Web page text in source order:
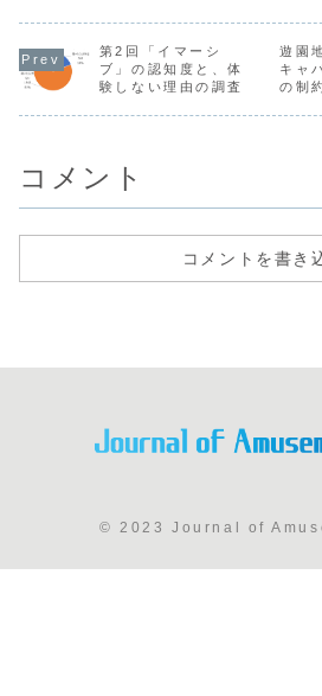
第2回「イマーシ
ブ」の認知度と、体
験しない理由の調査
遊園
キャ
の制
コメント
コメントを書き
© 2023 Journal of